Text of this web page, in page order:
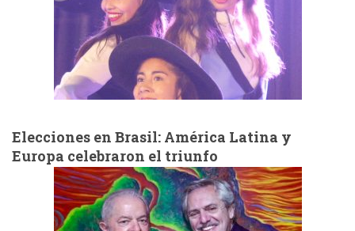
Elecciones en Brasil: América Latina y
Europa celebraron el triunfo